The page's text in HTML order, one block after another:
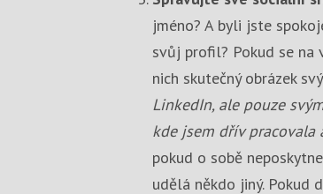
jméno? A byli jste
svůj profil? Pokud se
nich skutečný obrázek
LinkedIn, ale pouze
kde jsem dřív
pokud o sobě
udělá někdo jiný.